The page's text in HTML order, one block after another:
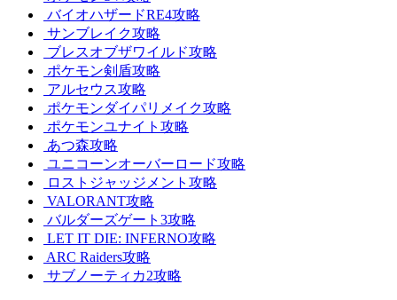
バイオハザードRE4攻略
サンブレイク攻略
ブレスオブザワイルド攻略
ポケモン剣盾攻略
アルセウス攻略
ポケモンダイパリメイク攻略
ポケモンユナイト攻略
あつ森攻略
ユニコーンオーバーロード攻略
ロストジャッジメント攻略
VALORANT攻略
バルダーズゲート3攻略
LET IT DIE: INFERNO攻略
ARC Raiders攻略
サブノーティカ2攻略